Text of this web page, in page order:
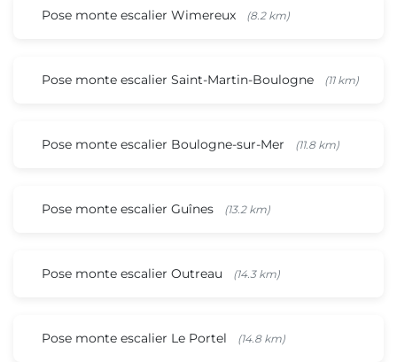
Pose monte escalier Wimereux (8.2 km)
Pose monte escalier Saint-Martin-Boulogne (11 km)
Pose monte escalier Boulogne-sur-Mer (11.8 km)
Pose monte escalier Guînes (13.2 km)
Pose monte escalier Outreau (14.3 km)
Pose monte escalier Le Portel (14.8 km)